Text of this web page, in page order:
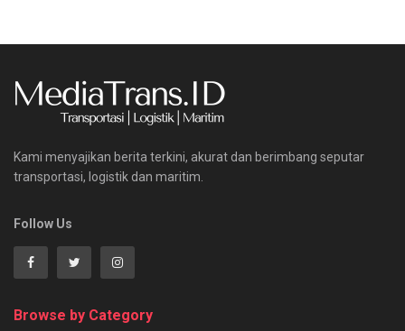
Kami menyajikan berita terkini, akurat dan berimbang seputar
transportasi, logistik dan maritim.
Follow Us
Browse by Category